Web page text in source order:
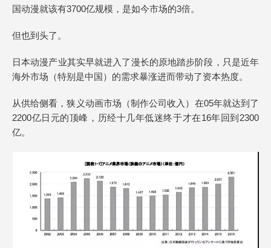
国动漫就该有3700亿规模，是如今市场的3倍。
但也到头了。
日本动漫产业其实早就进入了漫长的原地踏步阶段，只是近年
海外市场（特别是中国）的需求暴涨进而带动了资本热度。
从供给侧看，狭义动画市场（制作公司收入）在05年就达到了
2200亿日元的顶峰，历经十几年低迷终于才在16年回到2300
亿。